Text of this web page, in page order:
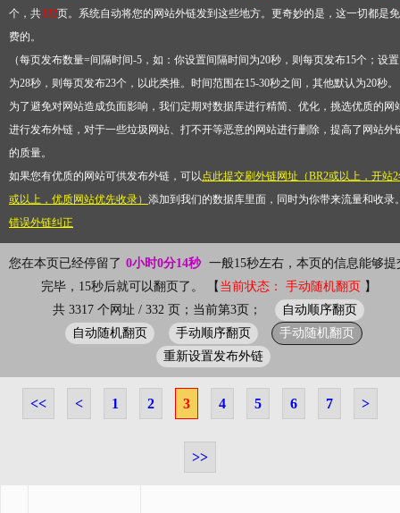
个，共332页。系统自动将您的网站外链发到这些地方。更奇妙的是，这一切都是免
费的。
（每页发布数量=间隔时间-5，如：你设置间隔时间为20秒，则每页发布15个；设置
为28秒，则每页发布23个，以此类推。时间范围在15-30秒之间，其他默认为20秒
为了避免对网站造成负面影响，我们定期对数据库进行精简、优化，挑选优质的网
进行发布外链，对于一些垃圾网站、打不开等恶意的网站进行删除，提高了网站外
的质量。
如果您有优质的网站可供发布外链，可以点此提交刷外链网址（BR2或以上，开站
或以上，优质网站优先收录） 添加到我们的数据库里面，同时为你带来流量和收录
错误外链纠正
您在本页已经停留了 0小时0分14秒 一般15秒左右，本页的信息能够提
完毕，15秒后就可以翻页了。 【 当前状态： 手动随机翻页 】
共 3317 个网址 / 332 页；当前第3页；
自动顺序翻页
自动随机翻页
手动顺序翻页
手动随机翻页
重新设置发布外链
<< < 1 2 3 4 5 6 7 >
>>